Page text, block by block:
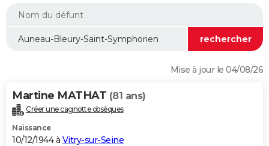
Destinations
City break
Voyage nature
Voyage de noces
Forum
Climat
+PHOTO
GUIDES D'ACHAT
Mise à jour le 04/08/26
Martine MATHAT (81 ans)
Créer une cagnotte obsèques
Naissance
10/12/1944 à Vitry-sur-Seine